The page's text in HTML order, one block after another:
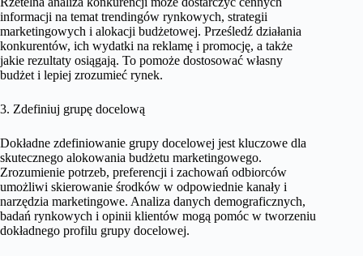
informacji na temat trendingów rynkowych, strategii
marketingowych i alokacji budżetowej. Prześledź działania
konkurentów, ich wydatki na reklamę i promocję, a także
jakie rezultaty osiągają. To pomoże dostosować własny
budżet i lepiej zrozumieć rynek.
3. Zdefiniuj grupę docelową
Dokładne zdefiniowanie grupy docelowej jest kluczowe dla
skutecznego alokowania budżetu marketingowego.
Zrozumienie potrzeb, preferencji i zachowań odbiorców
umożliwi skierowanie środków w odpowiednie kanały i
narzędzia marketingowe. Analiza danych demograficznych,
badań rynkowych i opinii klientów mogą pomóc w tworzeniu
dokładnego profilu grupy docelowej.